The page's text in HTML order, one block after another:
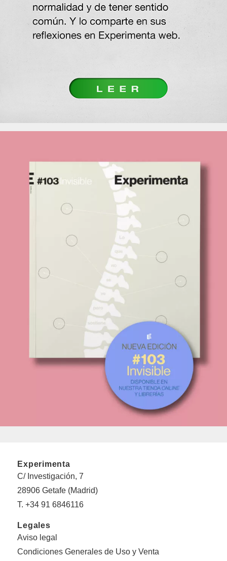
Experimenta
C/ Investigación, 7
28906 Getafe (Madrid)
T. +34 91 6846116
Legales
Aviso legal
Condiciones Generales de Uso y Venta